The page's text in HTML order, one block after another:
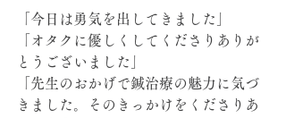
「今日は勇気を出してきました」
「オタクに優しくしてくださりありが
とうございました」
「先生のおかげで鍼治療の魅力に気づ
きました。そのきっかけをくださりあ